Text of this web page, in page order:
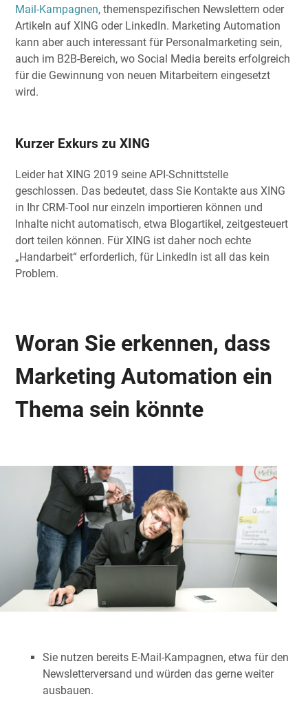
Mail-Kampagnen, themenspezifischen Newslettern oder
Artikeln auf XING oder LinkedIn. Marketing Automation
kann aber auch interessant für Personalmarketing sein,
auch im B2B-Bereich, wo Social Media bereits erfolgreich
für die Gewinnung von neuen Mitarbeitern eingesetzt
wird.
Kurzer Exkurs zu XING
Leider hat XING 2019 seine API-Schnittstelle
geschlossen. Das bedeutet, dass Sie Kontakte aus XING
in Ihr CRM-Tool nur einzeln importieren können und
Inhalte nicht automatisch, etwa Blogartikel, zeitgesteuert
dort teilen können. Für XING ist daher noch echte
„Handarbeit“ erforderlich, für LinkedIn ist all das kein
Problem.
Woran Sie erkennen, dass
Marketing Automation ein
Thema sein könnte
Sie nutzen bereits E-Mail-Kampagnen, etwa für den
Newsletterversand und würden das gerne weiter
ausbauen.